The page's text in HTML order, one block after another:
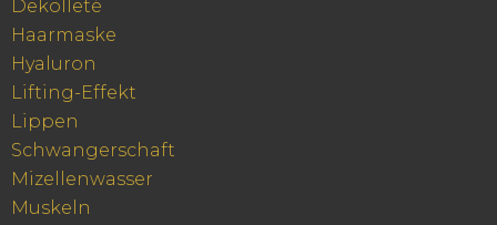
Dekolleté
Haarmaske
Hyaluron
Lifting-Effekt
Lippen
Schwangerschaft
Mizellenwasser
Muskeln